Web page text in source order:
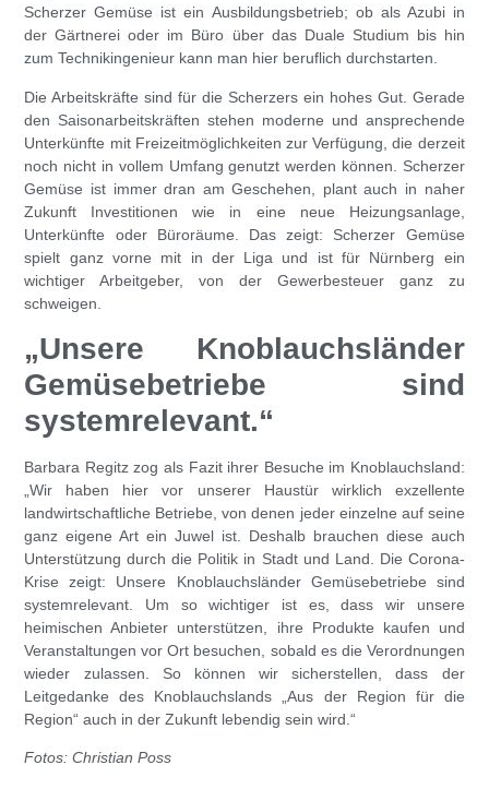
Scherzer Gemüse ist ein Ausbildungsbetrieb; ob als Azubi in
der Gärtnerei oder im Büro über das Duale Studium bis hin
zum Technikingenieur kann man hier beruflich durchstarten.
Die Arbeitskräfte sind für die Scherzers ein hohes Gut. Gerade
den Saisonarbeitskräften stehen moderne und ansprechende
Unterkünfte mit Freizeitmöglichkeiten zur Verfügung, die derzeit
noch nicht in vollem Umfang genutzt werden können. Scherzer
Gemüse ist immer dran am Geschehen, plant auch in naher
Zukunft Investitionen wie in eine neue Heizungsanlage,
Unterkünfte oder Büroräume. Das zeigt: Scherzer Gemüse
spielt ganz vorne mit in der Liga und ist für Nürnberg ein
wichtiger Arbeitgeber, von der Gewerbesteuer ganz zu
schweigen.
„Unsere Knoblauchsländer
Gemüsebetriebe sind
systemrelevant.“
Barbara Regitz zog als Fazit ihrer Besuche im Knoblauchsland:
„Wir haben hier vor unserer Haustür wirklich exzellente
landwirtschaftliche Betriebe, von denen jeder einzelne auf seine
ganz eigene Art ein Juwel ist. Deshalb brauchen diese auch
Unterstützung durch die Politik in Stadt und Land. Die Corona-
Krise zeigt: Unsere Knoblauchsländer Gemüsebetriebe sind
systemrelevant. Um so wichtiger ist es, dass wir unsere
heimischen Anbieter unterstützen, ihre Produkte kaufen und
Veranstaltungen vor Ort besuchen, sobald es die Verordnungen
wieder zulassen. So können wir sicherstellen, dass der
Leitgedanke des Knoblauchslands „Aus der Region für die
Region“ auch in der Zukunft lebendig sein wird.“
Fotos: Christian Poss